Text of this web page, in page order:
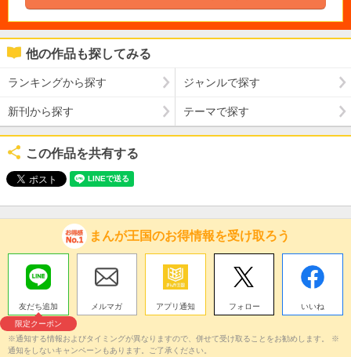
他の作品も探してみる
ランキングから探す ジャンルで探す
新刊から探す テーマで探す
この作品を共有する
まんが王国のお得情報を受け取ろう
友だち追加
限定クーポン
メルマガ アプリ通知 フォロー いいね
※通知する情報およびタイミングが異なりますので、併せて受け取ることをお勧めします。 ※
通知をしないキャンペーンもあります。ご了承ください。